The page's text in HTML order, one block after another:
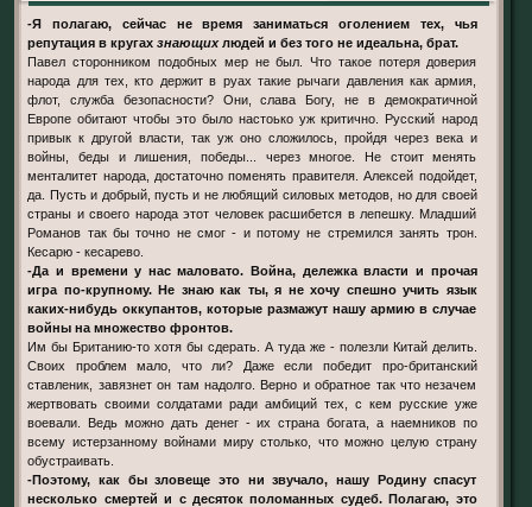
-Я полагаю, сейчас не время заниматься оголением тех, чья
репутация в кругахзнающихлюдей и без того не идеальна, брат.
Павел сторонником подобных мер не был. Что такое потеря доверия
народа для тех, кто держит в руах такие рычаги давления как армия,
флот, служба безопасности? Они, слава Богу, не в демократичной
Европе обитают чтобы это было настоько уж критично. Русский народ
привык к другой власти, так уж оно сложилось, пройдя через века и
войны, беды и лишения, победы... через многое. Не стоит менять
менталитет народа, достаточно поменять правителя. Алексей подойдет,
да. Пусть и добрый, пусть и не любящий силовых методов, но для своей
страны и своего народа этот человек расшибется в лепешку. Младший
Романов так бы точно не смог - и потому не стремился занять трон.
Кесарю - кесарево.
-Да и времени у нас маловато. Война, дележка власти и прочая
игра по-крупному. Не знаю как ты, я не хочу спешно учить язык
каких-нибудь оккупантов, которые размажут нашу армию в случае
войны на множество фронтов.
Им бы Британию-то хотя бы сдерать. А туда же - полезли Китай делить.
Своих проблем мало, что ли? Даже если победит про-британский
ставленик, завязнет он там надолго. Верно и обратное так что незачем
жертвовать своими солдатами ради амбиций тех, с кем русские уже
воевали. Ведь можно дать денег - их страна богата, а наемников по
всему истерзанному войнами миру столько, что можно целую страну
обустраивать.
-Поэтому, как бы зловеще это ни звучало, нашу Родину спасут
несколько смертей и с десяток поломанных судеб. Полагаю, это